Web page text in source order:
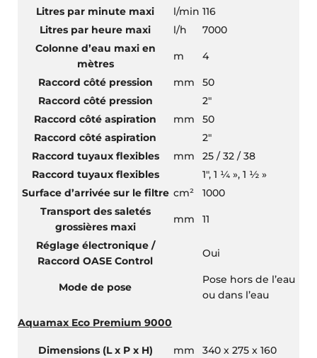
Litres par minute maxi l/min 116
Litres par heure maxi
l/h
7000
Colonne d’eau maxi en
mètres
m 4
Raccord côté pression mm
50
Raccord côté pression
2″
Raccord côté aspiration
mm
50
Raccord côté aspiration
2″
Raccord tuyaux flexibles
mm
25 / 32 / 38
Raccord tuyaux flexibles
1″, 1 ¼ », 1 ½ »
Surface d’arrivée sur le filtre cm²
1000
Transport des saletés
grossières maxi
mm 11
Réglage électronique /
Raccord OASE Control
Oui
Mode de pose
Pose hors de l’eau
ou dans l’eau
Aquamax Eco Premium 9000
Dimensions (L x P x H) mm 340 x 275 x 160